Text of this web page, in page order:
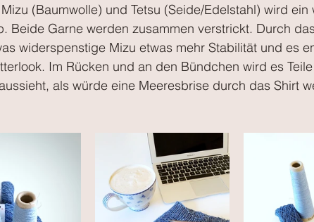
(Baumwolle) und Tetsu (Seide/Edelstahl) wird ein
Beide Garne werden zusammen verstrickt. Durch
widerspenstige Mizu etwas mehr Stabilität und es
Im Rücken und an den Bündchen wird es
als würde eine Meeresbrise durch das Shirt